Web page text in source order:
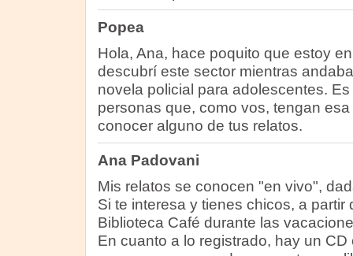
Popea
Hola, Ana, hace poquito que estoy
descubrí este sector mientras
novela policial para adolescentes.
personas que, como vos, tengan
conocer alguno de tus relatos.
Ana Padovani
Mis relatos se conocen "en vivo",
Si te interesa y tienes chicos, a partir
Biblioteca Café durante las
En cuanto a lo registrado, hay un